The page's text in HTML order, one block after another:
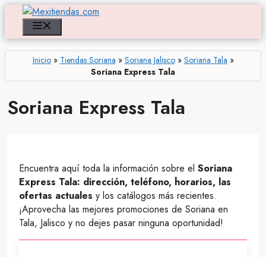
Saltar
contenido
Inicio» Tiendas Soriana » Soriana Jalisco» Soriana Tala »
Soriana Express Tala
Soriana Express Tala
Encuentra aquí toda la información sobre el Soriana
Express Tala: dirección, teléfono, horarios, las
ofertas actuales y los catálogos más recientes.
¡Aprovecha las mejores promociones de Soriana en
Tala, Jalisco y no dejes pasar ninguna oportunidad!